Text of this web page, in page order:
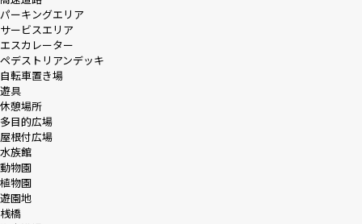
パーキングエリア
サービスエリア
エスカレーター
ペデストリアンデッキ
自転車置き場
遊具
休憩場所
多目的広場
屋根付広場
水族館
動物園
植物園
遊園地
桟橋